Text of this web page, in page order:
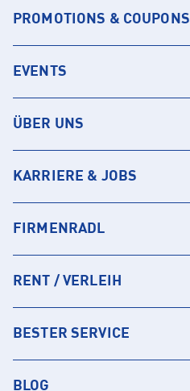
PROMOTIONS & COUPONS
EVENTS
ÜBER UNS
KARRIERE & JOBS
FIRMENRADL
RENT / VERLEIH
BESTER SERVICE
BLOG